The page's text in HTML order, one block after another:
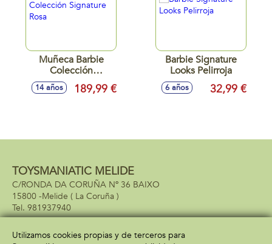
Muñeca Barbie
Colección
Signature Rosa
14 años 189,99 €
Barbie Signature
Looks Pelirroja
6 años 32,99 €
TOYSMANIATIC MELIDE
C/RONDA DA CORUÑA Nº 36 BAIXO
15800 -Melide ( La Coruña )
981937940
Utilizamos cookies propias y de terceros para